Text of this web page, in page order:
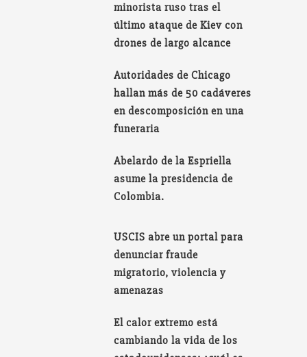
minorista ruso tras el
último ataque de Kiev con
drones de largo alcance
Autoridades de Chicago
hallan más de 50 cadáveres
en descomposición en una
funeraria
Abelardo de la Espriella
asume la presidencia de
Colombia.
USCIS abre un portal para
denunciar fraude
migratorio, violencia y
amenazas
El calor extremo está
cambiando la vida de los